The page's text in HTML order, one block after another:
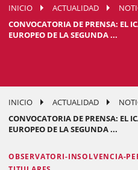
INICIO ACTUALIDAD
CONVOCATORIA DE PRENSA: EL
EUROPEO DE LA SEGUNDA ...
INICIO ACTUALIDAD
CONVOCATORIA DE PRENSA: EL
EUROPEO DE LA SEGUNDA ...
OBSERVATORI-INSOLVENCIA-